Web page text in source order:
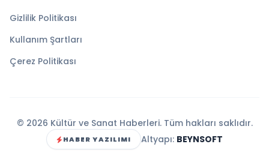
Gizlilik Politikası
Kullanım Şartları
Çerez Politikası
© 2026 Kültür ve Sanat Haberleri. Tüm hakları saklıdır.
HABER YAZILIMI Altyapı: BEYNSOFT